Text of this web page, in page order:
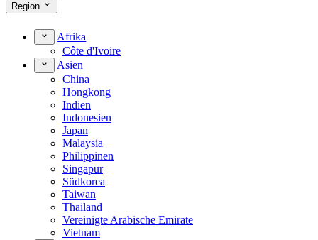
Region
Afrika
Côte d'Ivoire
Asien
China
Hongkong
Indien
Indonesien
Japan
Malaysia
Philippinen
Singapur
Südkorea
Taiwan
Thailand
Vereinigte Arabische Emirate
Vietnam